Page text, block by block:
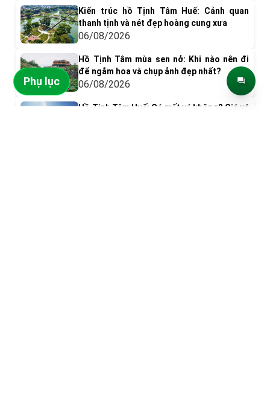
Kiến trúc hồ Tịnh Tâm Huế: Cảnh quan
thanh tịnh và nét đẹp hoàng cung xưa
06/08/2026
Hồ Tịnh Tâm mùa sen nở: Khi nào nên đi
để ngắm hoa và chụp ảnh đẹp nhất?
06/08/2026
Hồ Tịnh Tâm Huế: Có mất vé không? Giá vé
Phụ lục